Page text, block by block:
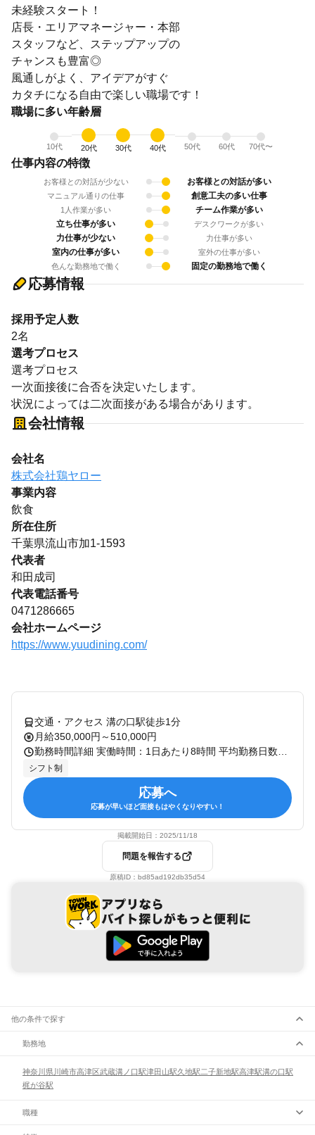
未経験スタート！
店長・エリアマネージャー・本部
スタッフなど、ステップアップの
チャンスも豊富◎
風通しがよく、アイデアがすぐ
カタチになる自由で楽しい職場です！
職場に多い年齢層
10代 20代 30代 40代 50代 60代 70代〜
仕事内容の特徴
お客様との対話が少ない お客様との対話が多い
マニュアル通りの仕事 創意工夫の多い仕事
1人作業が多い
チーム作業が多い
立ち仕事が多い
デスクワークが多い
力仕事が少ない 力仕事が多い
室内の仕事が多い
室外の仕事が多い
色んな勤務地で働く
固定の勤務地で働く
応募情報
採用予定人数
2名
選考プロセス
選考プロセス
一次面接後に合否を決定いたします。
状況によっては二次面接がある場合があります。
会社情報
会社名
株式会社鶏ヤロー
事業内容
飲食
所在住所
千葉県流山市加1-1593
代表者
和田成司
代表電話番号
0471286665
会社ホームページ
https://www.yuudining.com/
交通・アクセス 溝の口駅徒歩1分
月給350,000円～510,000円
シフト制
応募へ
応募が早いほど面接もはやくなりやすい！
掲載開始日： 2025/11/18
問題を報告する
原稿ID： bd85ad192db35d54
他の条件で探す
勤務地
神奈川県 川崎市高津区武蔵溝ノ口駅津田山駅久地駅二子新地駅高津駅溝の口駅
梶が谷駅
職種